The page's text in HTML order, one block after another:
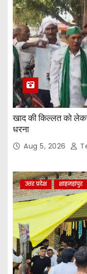
खाद की किल्लत को
धरना
Aug 5, 2026
उत्तर प्रदेश शाहजहांपुर